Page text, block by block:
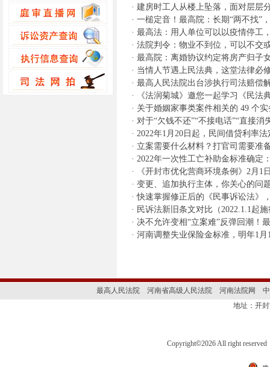
· 建房时工人从楼上坠落，面对层层
· 一槌定音！最高院：长期“两不找”
· 最高法：用人单位可以以疫情停工
· 法院判令：物业不到位，可以不交
· 最高院：离婚协议约定将房产归子
· 当情人节遇上民法典，这堂法律必
· 最高人民法院出台涉执行司法赔偿
·
《法润菊城》邀您一起学习《民法
· 关于婚姻家事类案件相关的 49 个
· 对于“欠钱不还”“不接电话”“直接消
· 2022年1月20日起，民间借贷利率
· 立案需要什么材料？打官司需要准
· 2022年一次性工亡补助金标准确定
·
《开封市优化营商环境条例》2月1
· 变更、追加执行主体，你关心的问
· 快速掌握修正后的《民事诉讼法》
· 民诉法新旧条文对比（2022.1.1起
· 决不允许变相“立案难”反弹回潮！
· 河南调整失业保险金标准，明年1月
最高人民法院 河南省高级人民法院 河南法院网
地址：开
Copyright©2026 All right